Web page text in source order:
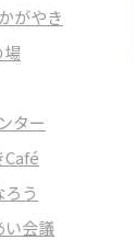
がやき
場
ター
Café
う
い会議